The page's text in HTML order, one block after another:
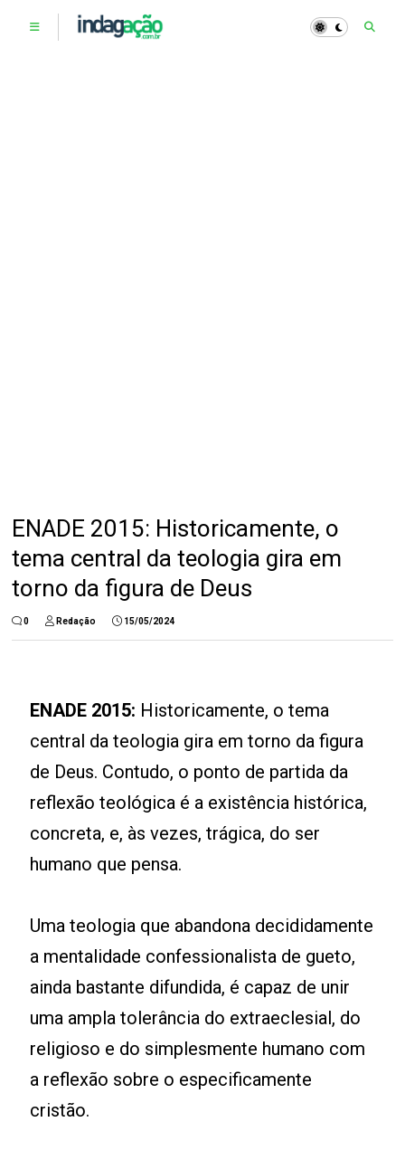
ENADE 2015: Historicamente, o
tema central da teologia gira em
torno da figura de Deus
0 Redação 15/05/2024
ENADE 2015: Historicamente, o tema
central da teologia gira em torno da figura
de Deus. Contudo, o ponto de partida da
reflexão teológica é a existência histórica,
concreta, e, às vezes, trágica, do ser
humano que pensa.
Uma teologia que abandona decididamente
a mentalidade confessionalista de gueto,
ainda bastante difundida, é capaz de unir
uma ampla tolerância do extraeclesial, do
religioso e do simplesmente humano com
a reflexão sobre o especificamente
cristão.